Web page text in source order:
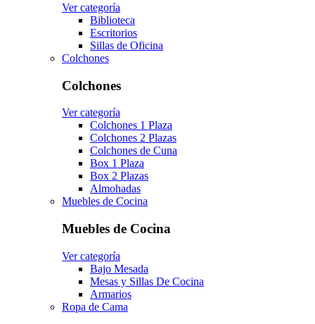
Ver categoría
Biblioteca
Escritorios
Sillas de Oficina
Colchones
Colchones
Ver categoría
Colchones 1 Plaza
Colchones 2 Plazas
Colchones de Cuna
Box 1 Plaza
Box 2 Plazas
Almohadas
Muebles de Cocina
Muebles de Cocina
Ver categoría
Bajo Mesada
Mesas y Sillas De Cocina
Armarios
Ropa de Cama